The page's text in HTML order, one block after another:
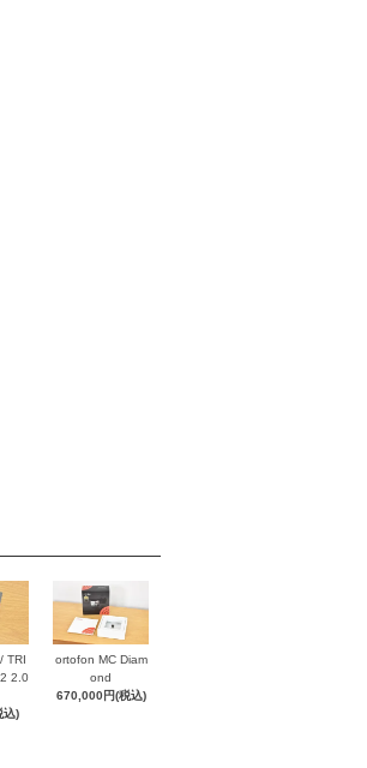
TRI
2.0
込)
ortofon MC Diam
ond
670,000円(税込)